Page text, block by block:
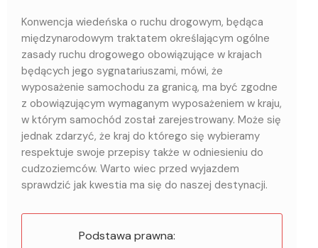
Konwencja wiedeńska o ruchu drogowym, będąca
międzynarodowym traktatem określającym ogólne
zasady ruchu drogowego obowiązujące w krajach
będących jego sygnatariuszami, mówi, że
wyposażenie samochodu za granicą, ma być zgodne
z obowiązującym wymaganym wyposażeniem w kraju,
w którym samochód został zarejestrowany. Może się
jednak zdarzyć, że kraj do którego się wybieramy
respektuje swoje przepisy także w odniesieniu do
cudzoziemców. Warto wiec przed wyjazdem
sprawdzić jak kwestia ma się do naszej destynacji.
Podstawa prawna: